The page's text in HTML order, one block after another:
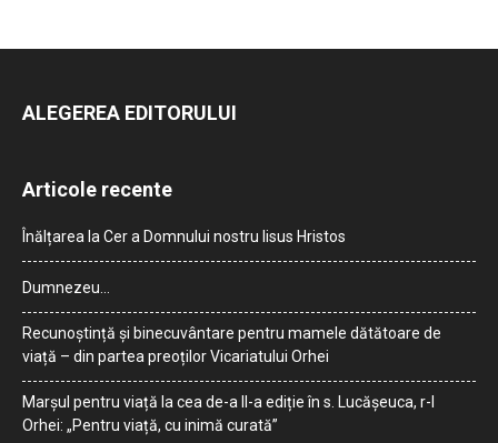
ALEGEREA EDITORULUI
Articole recente
Înălțarea la Cer a Domnului nostru Iisus Hristos
Dumnezeu…
Recunoștință și binecuvântare pentru mamele dătătoare de
viață – din partea preoților Vicariatului Orhei
Marșul pentru viață la cea de-a II-a ediție în s. Lucășeuca, r-l
Orhei: „Pentru viață, cu inimă curată”